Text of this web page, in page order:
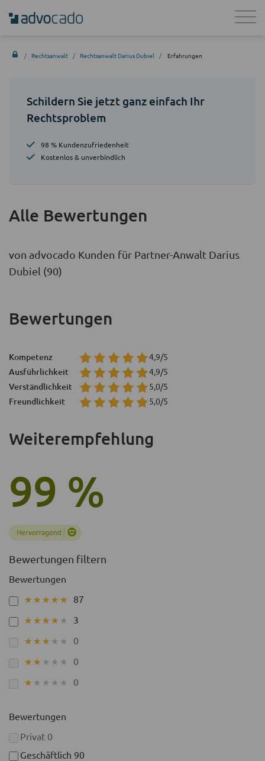
Rechtsanwalt Rechtsanwalt Darius Dubiel Erfahrungen
Schildern Sie jetzt ganz einfach Ihr
Rechtsproblem
98 % Kundenzufriedenheit
Kostenlos & unverbindlich
Alle Bewertungen
von advocado Kunden für Partner-Anwalt Darius
Dubiel (90)
Weiterempfehlung
99 %
Bewertungen
Kompetenz 4,9/5
Ausführlichkeit 4,9/5
Verständlichkeit 5,0/5
Freundlichkeit 5,0/5
Bewertungen filtern
Bewertungen
★★★★★
★★★★★ 87
★★★★★
★★★★★ 3
★★★★★
★★★★★ 0
★★★★★
★★★★★ 0
★★★★★
★★★★★ 0
Bewertungen
Privat 0
Geschäftlich 90